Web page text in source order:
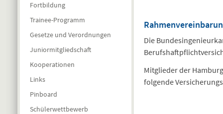
Fortbildung
Trainee-Programm
Gesetze und Verordnungen
Juniormitgliedschaft
Kooperationen
Links
Pinboard
Schülerwettbewerb
Die
Mitglieder der
folgende